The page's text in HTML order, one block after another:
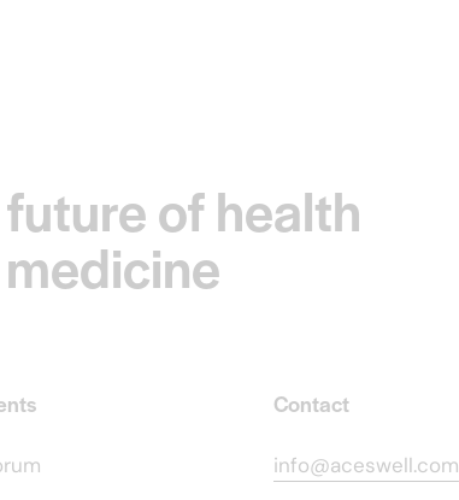
of health
Contact
info@aceswell.com